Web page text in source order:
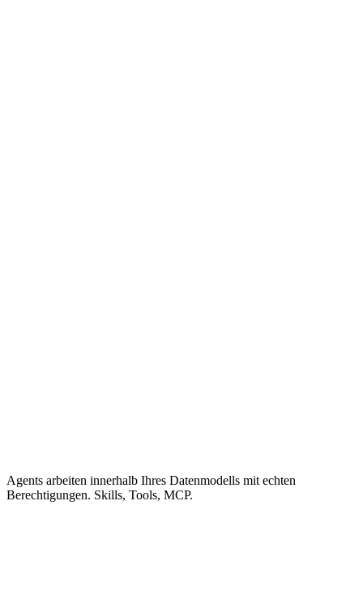
Agents arbeiten innerhalb Ihres Datenmodells mit echten
Berechtigungen. Skills, Tools, MCP.